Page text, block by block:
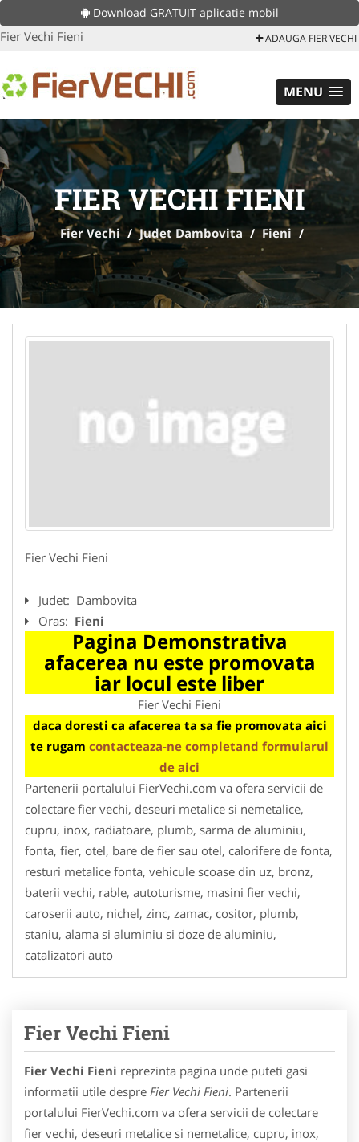
Download GRATUIT aplicatie mobil
Fier Vechi Fieni ADAUGA FIER VECHI
MENU
FIER VECHI FIENI
Fier Vechi / Judet Dambovita / Fieni /
Fier Vechi Fieni
Judet: Dambovita
Oras: Fieni
Pagina Demonstrativa
afacerea nu este promovata
iar locul este liber
Fier Vechi Fieni
daca doresti ca afacerea ta sa fie promovata aici
te rugam contacteaza-ne completand formularul
de aici
Partenerii portalului FierVechi.com va ofera servicii de
colectare fier vechi, deseuri metalice si nemetalice,
cupru, inox, radiatoare, plumb, sarma de aluminiu,
fonta, fier, otel, bare de fier sau otel, calorifere de fonta,
resturi metalice fonta, vehicule scoase din uz, bronz,
baterii vechi, rable, autoturisme, masini fier vechi,
caroserii auto, nichel, zinc, zamac, cositor, plumb,
staniu, alama si aluminiu si doze de aluminiu,
catalizatori auto
Fier Vechi Fieni
Fier Vechi Fieni reprezinta pagina unde puteti gasi
informatii utile despre Fier Vechi Fieni. Partenerii
portalului FierVechi.com va ofera servicii de colectare
fier vechi, deseuri metalice si nemetalice, cupru, inox,